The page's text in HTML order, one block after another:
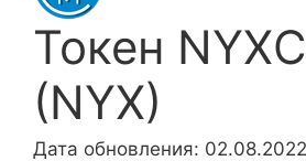
Токен
(NYX)
Дата обновления: 02.08.2022